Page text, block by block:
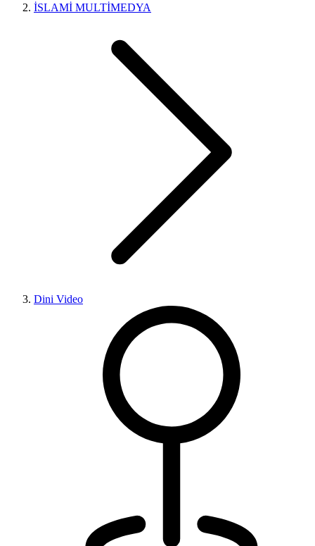
İSLAMİ MULTİMEDYA
Dini Video